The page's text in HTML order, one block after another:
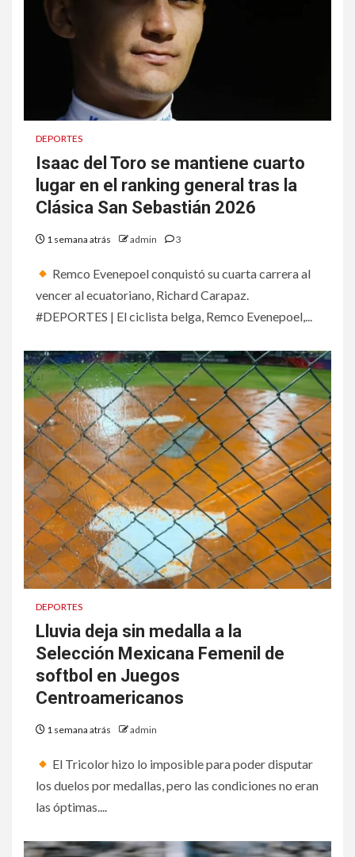
DEPORTES
Isaac del Toro se mantiene cuarto
lugar en el ranking general tras la
Clásica San Sebastián 2026
1 semana atrás admin 3
Remco Evenepoel conquistó su cuarta carrera al
vencer al ecuatoriano, Richard Carapaz.
#DEPORTES | El ciclista belga, Remco Evenepoel,...
DEPORTES
Lluvia deja sin medalla a la
Selección Mexicana Femenil de
softbol en Juegos
Centroamericanos
1 semana atrás admin
El Tricolor hizo lo imposible para poder disputar
los duelos por medallas, pero las condiciones no eran
las óptimas....